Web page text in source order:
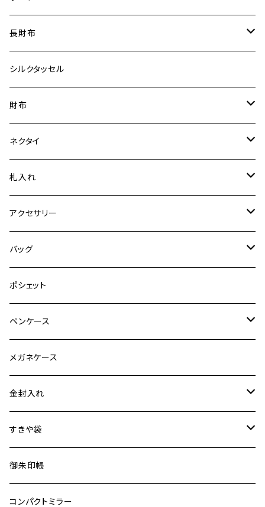
御朱印帳
ふくさ
オリジナルの紋様（企業様ロゴ等を用いて）でお仕立て。
普通裂
特裂
普通裂
長財布
特裂
普通裂
シルクタッセル
財布
特裂
普通裂
ネクタイ
特裂
普通裂
札入れ
特裂
普通裂
アクセサリー
ピアス
イヤリング
ブローチ
ネックレス
バッグ
手機
織機
ポシェット
ペンケース
特裂
普通裂
メガネケース
金封入れ
特裂
普通裂
すきや袋
特裂
普通裂
御朱印帳
コンパクトミラー